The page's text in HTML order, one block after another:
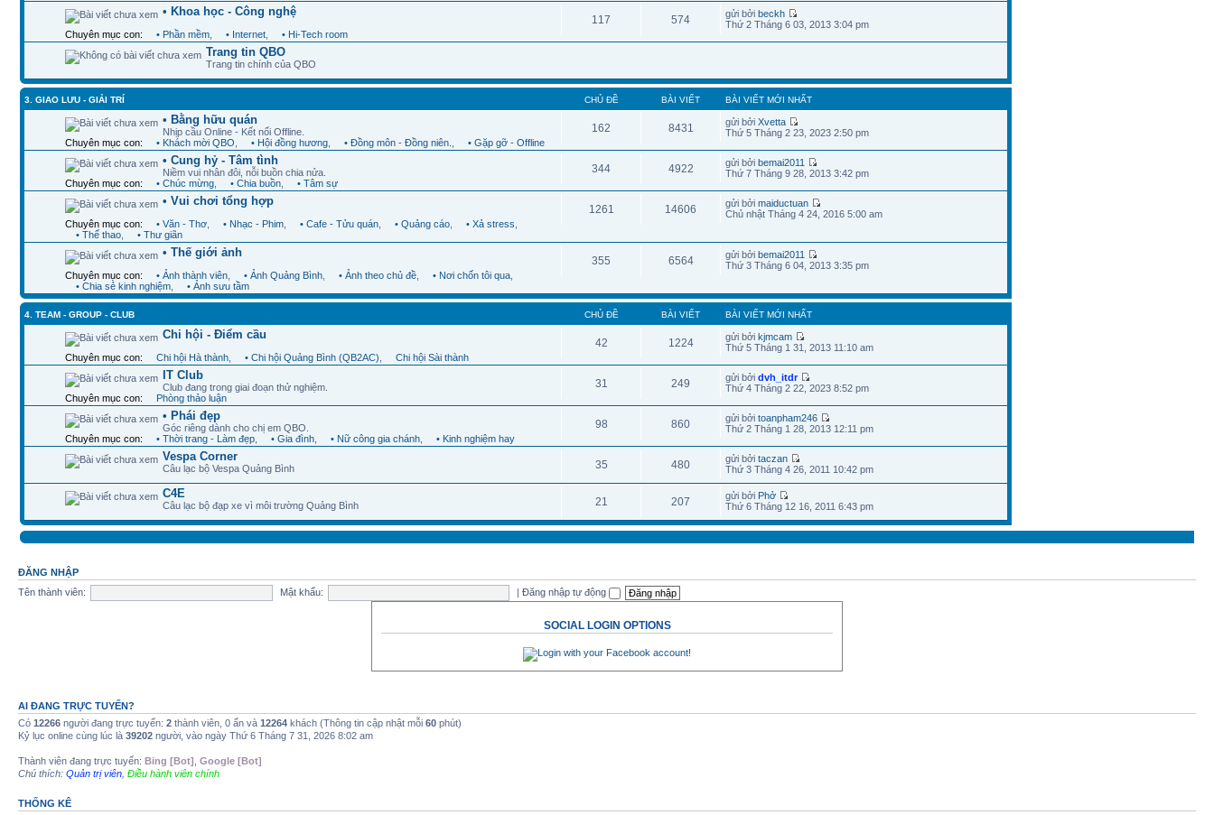
• Khoa học - Công nghệ
Chuyên mục con: • Phần mềm • Internet • Hi-Tech room
117 574 gửi bởibeckh
Thứ 2 Tháng 6 03, 2013 3:04 pm
Trang tin QBO
Trang tin chính của QBO
3. GIAO LƯU - GIẢI TRÍ CHỦ ĐỀ BÀI VIẾT BÀI VIẾT MỚI NHẤT
• Bằng hữu quán
Nhịp cầu Online - Kết nối Offline.
Chuyên mục con:
• Khách mời QBO • Hội đồng hương • Đồng môn - Đồng niên. • Gặp gỡ - Offline
162 8431 gửi bởiXvetta
Thứ 5 Tháng 2 23, 2023 2:50 pm
• Cung hỷ - Tâm tình
Niềm vui nhân đôi, nỗi buồn chia nửa.
Chuyên mục con:
• Chúc mừng • Chia buồn • Tâm sự
344 4922 gửi bởibemai2011
Thứ 7 Tháng 9 28, 2013 3:42 pm
• Vui chơi tổng hợp
Chuyên mục con: • Văn - Thơ • Nhạc - Phim • Cafe - Tửu quán • Quảng cáo • Xả stress
• Thể thao
• Thư giãn
1261 14606 gửi bởimaiductuan
Chủ nhật Tháng 4 24, 2016 5:00 am
• Thế giới ảnh
Chuyên mục con: • Ảnh thành viên • Ảnh Quảng Bình • Ảnh theo chủ đề • Nơi chốn tôi qua
• Chia sẻ kinh nghiệm
• Ảnh sưu tầm
355 6564 gửi bởibemai2011
Thứ 3 Tháng 6 04, 2013 3:35 pm
4. TEAM - GROUP - CLUB CHỦ ĐỀ BÀI VIẾT BÀI VIẾT MỚI NHẤT
Chi hội - Điểm cầu
Chuyên mục con: Chi hội Hà thành • Chi hội Quảng Bình (QB2AC) Chi hội Sài thành
42 1224 gửi bởikjmcam
Thứ 5 Tháng 1 31, 2013 11:10 am
IT Club
Club đang trong giai đoạn thử nghiệm.
Chuyên mục con:
Phòng thảo luận
31 249 gửi bởidvh_itdr
Thứ 4 Tháng 2 22, 2023 8:52 pm
• Phái đẹp
Góc riêng dành cho chị em QBO.
Chuyên mục con:
• Thời trang - Làm đẹp • Gia đình • Nữ công gia chánh • Kinh nghiệm hay
98 860 gửi bởitoanpham246
Thứ 2 Tháng 1 28, 2013 12:11 pm
Vespa Corner
Câu lạc bộ Vespa Quảng Bình 35 480 gửi bởitaczan
Thứ 3 Tháng 4 26, 2011 10:42 pm
C4E
Câu lạc bộ đạp xe vì môi trường Quảng Bình 21 207 gửi bởi Phở
Thứ 6 Tháng 12 16, 2011 6:43 pm
ĐĂNG NHẬP
Tên thành viên:
Mật khẩu: |Đăng nhập tự động
SOCIAL LOGIN OPTIONS
AI ĐANG TRỰC TUYẾN?
Có 12266 người đang trực tuyến: 2 thành viên, 0 ẩn và 12264 khách (Thông tin cập nhật mỗi 60 phút)
Kỷ lục online cùng lúc là 39202 người, vào ngày Thứ 6 Tháng 7 31, 2026 8:02 am
Thành viên đang trực tuyến: Bing [Bot] Google [Bot]
Chú thích: Quản trị viên Điều hành viên chính
THỐNG KÊ